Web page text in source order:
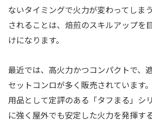
ないタイミングで火力が変わってしま
されることは、焙煎のスキルアップを
けになります。
最近では、高火力かつコンパクトで、
セットコンロが多く販売されています
用品として定評のある「タフまる」シ
に強く屋外でも安定した火力を発揮す